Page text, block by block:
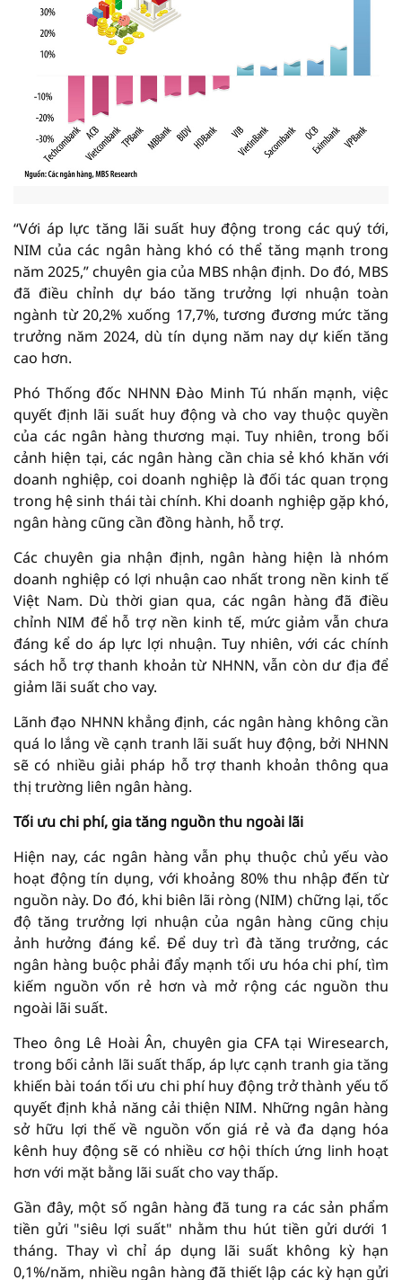
“Với áp lực tăng lãi suất huy động trong các quý tới,
NIM của các ngân hàng khó có thể tăng mạnh trong
năm 2025,” chuyên gia của MBS nhận định. Do đó, MBS
đã điều chỉnh dự báo tăng trưởng lợi nhuận toàn
ngành từ 20,2% xuống 17,7%, tương đương mức tăng
trưởng năm 2024, dù tín dụng năm nay dự kiến tăng
cao hơn.
Phó Thống đốc NHNN Đào Minh Tú nhấn mạnh, việc
quyết định lãi suất huy động và cho vay thuộc quyền
của các ngân hàng thương mại. Tuy nhiên, trong bối
cảnh hiện tại, các ngân hàng cần chia sẻ khó khăn với
doanh nghiệp, coi doanh nghiệp là đối tác quan trọng
trong hệ sinh thái tài chính. Khi doanh nghiệp gặp khó,
ngân hàng cũng cần đồng hành, hỗ trợ.
Các chuyên gia nhận định, ngân hàng hiện là nhóm
doanh nghiệp có lợi nhuận cao nhất trong nền kinh tế
Việt Nam. Dù thời gian qua, các ngân hàng đã điều
chỉnh NIM để hỗ trợ nền kinh tế, mức giảm vẫn chưa
đáng kể do áp lực lợi nhuận. Tuy nhiên, với các chính
sách hỗ trợ thanh khoản từ NHNN, vẫn còn dư địa để
giảm lãi suất cho vay.
Lãnh đạo NHNN khẳng định, các ngân hàng không cần
quá lo lắng về cạnh tranh lãi suất huy động, bởi NHNN
sẽ có nhiều giải pháp hỗ trợ thanh khoản thông qua
thị trường liên ngân hàng.
Tối ưu chi phí, gia tăng nguồn thu ngoài lãi
Hiện nay, các ngân hàng vẫn phụ thuộc chủ yếu vào
hoạt động tín dụng, với khoảng 80% thu nhập đến từ
nguồn này. Do đó, khi biên lãi ròng (NIM) chững lại, tốc
độ tăng trưởng lợi nhuận của ngân hàng cũng chịu
ảnh hưởng đáng kể. Để duy trì đà tăng trưởng, các
ngân hàng buộc phải đẩy mạnh tối ưu hóa chi phí, tìm
kiếm nguồn vốn rẻ hơn và mở rộng các nguồn thu
ngoài lãi suất.
Theo ông Lê Hoài Ân, chuyên gia CFA tại Wiresearch,
trong bối cảnh lãi suất thấp, áp lực cạnh tranh gia tăng
khiến bài toán tối ưu chi phí huy động trở thành yếu tố
quyết định khả năng cải thiện NIM. Những ngân hàng
sở hữu lợi thế về nguồn vốn giá rẻ và đa dạng hóa
kênh huy động sẽ có nhiều cơ hội thích ứng linh hoạt
hơn với mặt bằng lãi suất cho vay thấp.
Gần đây, một số ngân hàng đã tung ra các sản phẩm
tiền gửi "siêu lợi suất" nhằm thu hút tiền gửi dưới 1
tháng. Thay vì chỉ áp dụng lãi suất không kỳ hạn
0,1%/năm, nhiều ngân hàng đã thiết lập các kỳ hạn gửi